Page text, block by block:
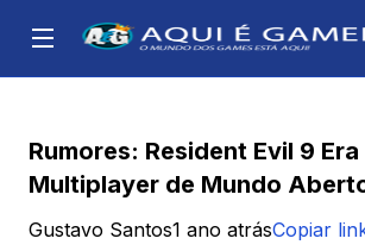
Rumores: Resident Evil 9 Era
Multiplayer de Mundo
Gustavo Santos1 ano atrásCopiar